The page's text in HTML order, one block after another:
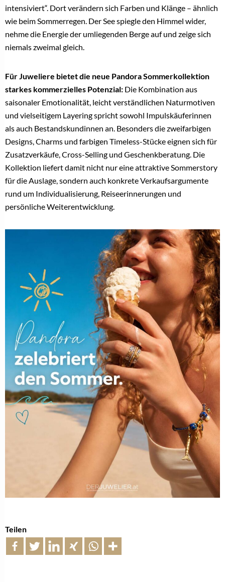
intensiviert“. Dort verändern sich Farben und Klänge – ähnlich
wie beim Sommerregen. Der See spiegle den Himmel wider,
nehme die Energie der umliegenden Berge auf und zeige sich
niemals zweimal gleich.
Für Juweliere bietet die neue Pandora Sommerkollektion
starkes kommerzielles Potenzial: Die Kombination aus
saisonaler Emotionalität, leicht verständlichen Naturmotiven
und vielseitigem Layering spricht sowohl Impulskäuferinnen
als auch Bestandskundinnen an. Besonders die zweifarbigen
Designs, Charms und farbigen Timeless-Stücke eignen sich für
Zusatzverkäufe, Cross-Selling und Geschenkberatung. Die
Kollektion liefert damit nicht nur eine attraktive Sommerstory
für die Auslage, sondern auch konkrete Verkaufsargumente
rund um Individualisierung, Reiseerinnerungen und
persönliche Weiterentwicklung.
Teilen